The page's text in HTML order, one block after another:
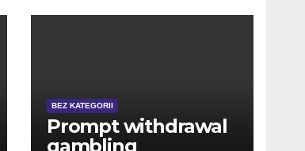
BEZ KATEGORII
Prompt withdrawal
gambling